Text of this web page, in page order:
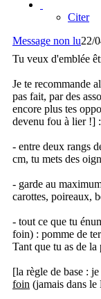
Citer
Message non lu22/
Tu veux d'emblée
Je te recommande
pas fait, par des
encore plus tes
devenu fou à lier !] :
- entre deux rangs
cm, tu mets des
- garde au
carottes, poireaux,
- tout ce que tu
foin) : pomme de
Tant que tu as de la
[la règle de base : je
foin (jamais dans le